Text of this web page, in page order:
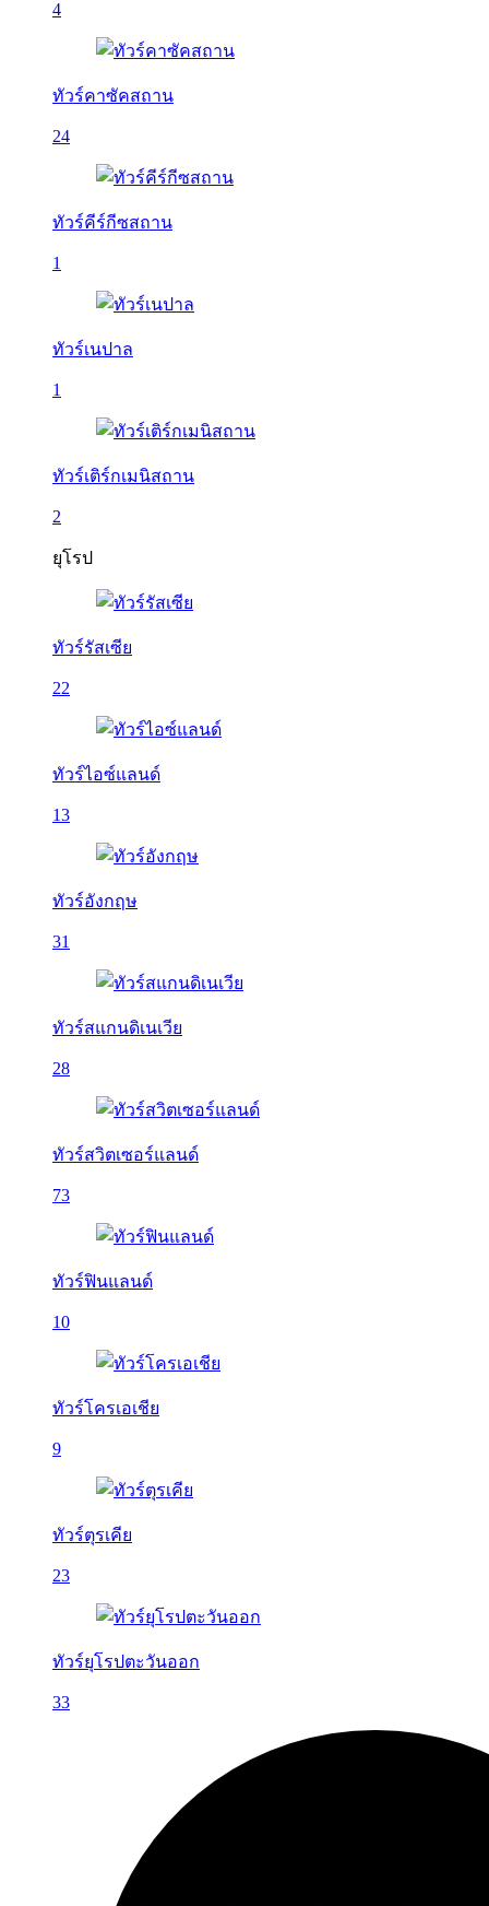
4
ทัวร์คาซัคสถาน
24
ทัวร์คีร์กีซสถาน
1
ทัวร์เนปาล
1
ทัวร์เติร์กเมนิสถาน
2
ยุโรป
ทัวร์รัสเซีย
22
ทัวร์ไอซ์แลนด์
13
ทัวร์อังกฤษ
31
ทัวร์สแกนดิเนเวีย
28
ทัวร์สวิตเซอร์แลนด์
73
ทัวร์ฟินแลนด์
10
ทัวร์โครเอเชีย
9
ทัวร์ตุรเคีย
23
ทัวร์ยุโรปตะวันออก
33